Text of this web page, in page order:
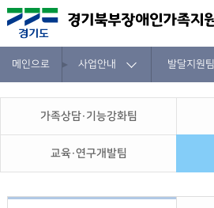
메인으로 사업안내 발달지원팀
가족상담·기능강화팀
교육·연구개발팀